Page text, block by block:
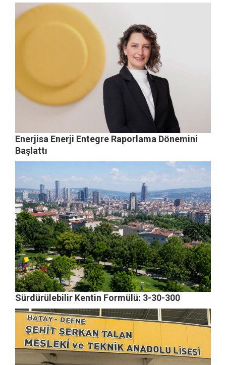
Enerjisa Enerji Entegre Raporlama Dönemini
Başlattı
Sürdürülebilir Kentin Formülü: 3-30-300